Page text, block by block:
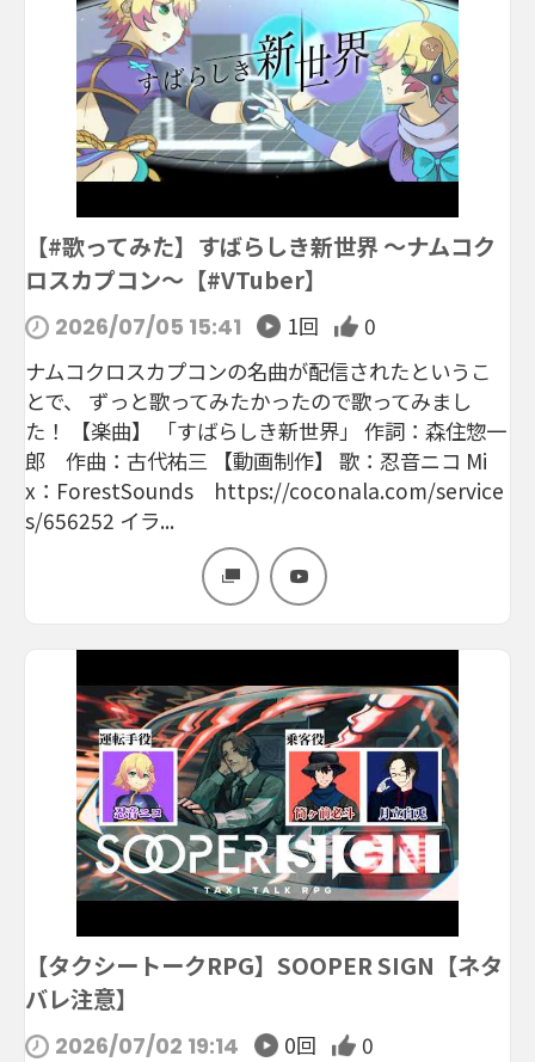
【#歌ってみた】すばらしき新世界 ～ナムコク
ロスカプコン～【#VTuber】
2026/07/05 15:41 1回
0
ナムコクロスカプコンの名曲が配信されたというこ
とで、 ずっと歌ってみたかったので歌ってみまし
た！ 【楽曲】 「すばらしき新世界」 作詞：森住惣一
郎 作曲：古代祐三 【動画制作】 歌：忍音ニコ Mi
x：ForestSounds https://coconala.com/service
s/656252 イラ...
【タクシートークRPG】SOOPER SIGN【ネタ
バレ注意】
2026/07/02 19:14 0回
0